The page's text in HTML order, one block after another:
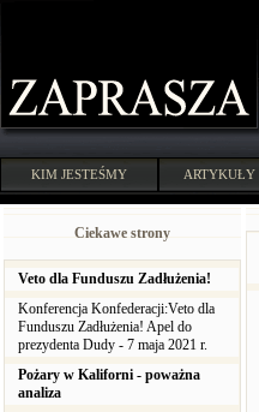
KIM JESTEŚMY ARTYKUŁY
Ciekawe strony
Veto dla Funduszu Zadłużenia!
Konferencja Konfederacji:Veto dla
Funduszu Zadłużenia! Apel do
prezydenta Dudy - 7 maja 2021 r.
Pożary w Kaliforni - poważna
analiza